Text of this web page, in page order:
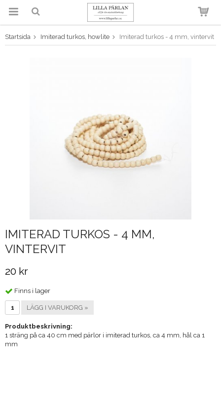
Produkten har blivit tillagd i
varukorgen
Startsida Imiterad turkos, howlite Imiterad turkos - 4 mm, vintervit
IMITERAD TURKOS - 4 MM,
VINTERVIT
20 kr
Finns i lager
LÄGG I VARUKORG »
Produktbeskrivning:
1 sträng på ca 40 cm med pärlor i imiterad turkos, ca 4 mm, hål ca 1
mm